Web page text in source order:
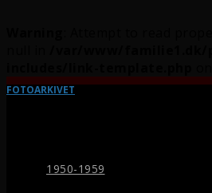
FOTOARKIVET
1950-1959